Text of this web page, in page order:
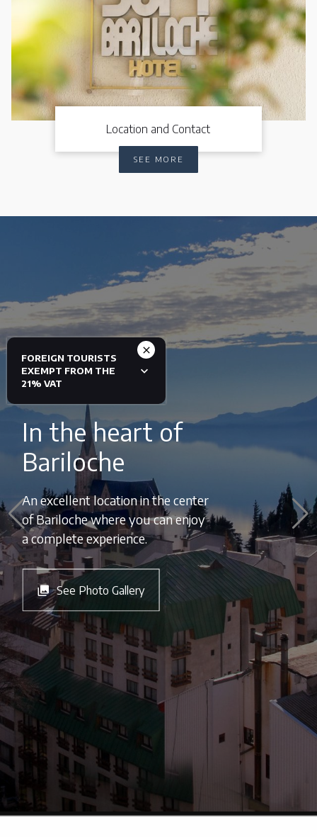
Location and Contact
SEE MORE
In the heart of
Bariloche
An excellent location in the center
of Bariloche where you can enjoy
a complete experience.
See Photo Gallery
FOREIGN TOURISTS
EXEMPT FROM THE
21% VAT